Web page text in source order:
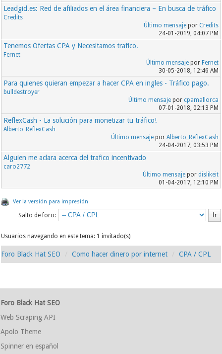
Leadgid.es: Red de afiliados en el área financiera – En busca de tráfico
Credits
Último mensajepor Credits
24-01-2019, 04:07 PM
Tenemos Ofertas CPA y Necesitamos trafico.
Fernet
Último mensajepor Fernet
30-05-2018, 12:46 AM
Para quienes quieran empezar a hacer CPA en ingles - Tráfico pago.
bulldestroyer
Último mensajepor cpamallorca
07-01-2018, 02:13 PM
ReflexCash - La solución para monetizar tu tráfico!
Alberto_ReflexCash
Último mensajepor Alberto_ReflexCash
24-04-2017, 03:53 PM
Alguien me aclara acerca del trafico incentivado
caro2772
Último mensajepor dislikeit
01-04-2017, 12:10 PM
Ver la versión para impresión
Salto de foro:
Usuarios navegando en este tema: 1 invitado(s)
Foro Black Hat SEO Como hacer dinero por internet CPA / CPL
Foro Black Hat SEO
Web Scraping API
Apolo Theme
Spinner en español